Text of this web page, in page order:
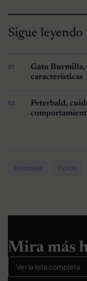
Sigue leyendo
Gato Burmilla,
características
Peterbald,
Animales Fotos
Mira más
Ver la lista completa